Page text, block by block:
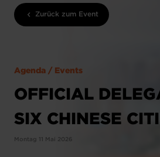
Zurück zum Event
Agenda / Events
OFFICIAL
SIX CHINESE
Montag 11 Mai 2026